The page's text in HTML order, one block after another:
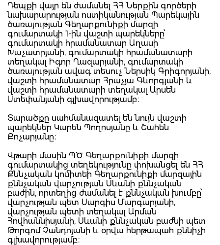
Դեպքի վայր են ժամանել ՀՀ Ներքին գործերի
նախարարության ոստիկանության Պարեկային
ծառայության Գեղարքունիքի մարզի
գումարտակի 1-ին վաշտի պարեկները՝
գումարտակի հրամանատար Աղասի
Խաչատրյանի, գումարտակի հրամանատարի
տեղակալ Իգոր Ղազարյանի, գումարտակի
ծառայության ավագ տեսուչ Ներսիկ Գրիգորյանի,
վաշտի հրամանատար Հրաչյա Գևորգյանի և
վաշտի հրամանատարի տեղակալ Արսեն
Ստեփանյանի գլխավորությամբ։
Տարածքը սահմանազատել են նույն վաշտի
պարեկներ Կարեն Պողոսյանը և Շահեն
Քոչարյանը։
Վթարի մասին ՊԾ Գեղարքունիքի մարզի
գումարտակից տեղեկությունը փոխանցել են ՀՀ
Քննչական կոմիտեի Գեղարքունիքի մարզային
քննչական վարչության Սևանի քննչական
բաժին, որտեղից ժամանել է քննչական խումբը՝
վարչության պետ Սարգիս Մարգարյանի,
վարչության պետի տեղակալ Արման
Հովհաննիսյանի, Սևանի քննչական բաժնի պետ
Թորգոմ Չանդոյանի և օրվա հերթապահ քննիչի
գլխավորությամբ։